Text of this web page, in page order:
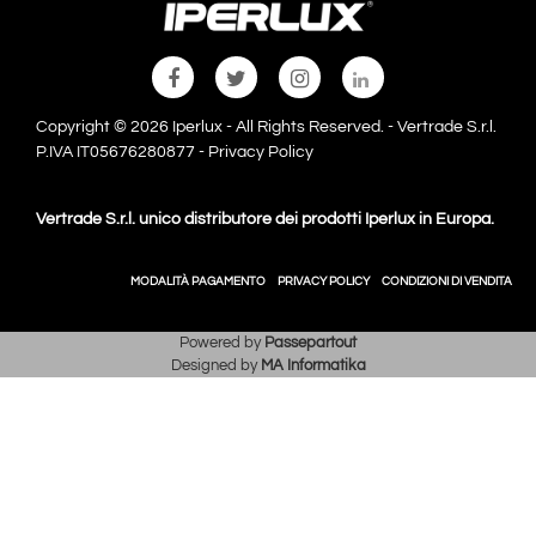
Copyright © 2026 Iperlux - All Rights Reserved. - Vertrade S.r.l.
P.IVA IT05676280877 - Privacy Policy
Vertrade S.r.l. unico distributore dei prodotti Iperlux in Europa.
MODALITÀ PAGAMENTO PRIVACY POLICY CONDIZIONI DI VENDITA
Powered by Passepartout
Designed by MA Informatika